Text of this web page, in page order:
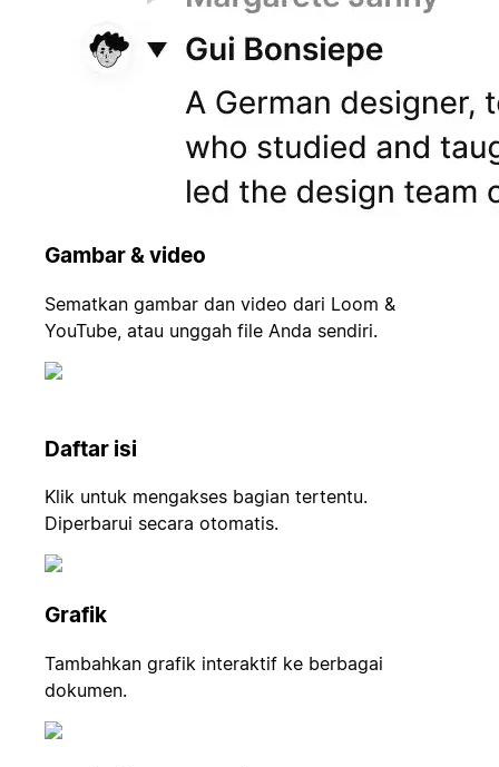
Gambar & video
Sematkan gambar dan video dari Loom &
YouTube, atau unggah file Anda sendiri.
Daftar isi
Klik untuk mengakses bagian tertentu.
Diperbarui secara otomatis.
Grafik
Tambahkan grafik interaktif ke berbagai
dokumen.